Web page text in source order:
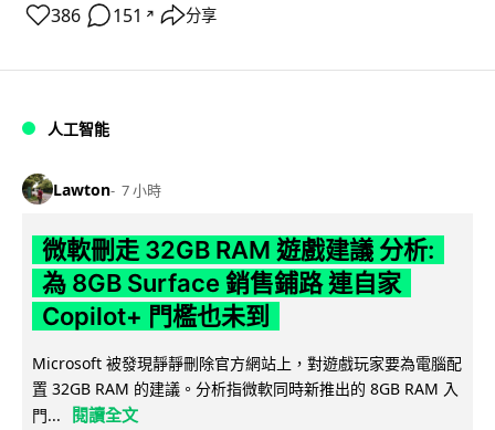
386 151 ↗ 分享
人工智能
Lawton 7 小時
微軟刪走 32GB RAM 遊戲建議 分析:
為 8GB Surface 銷售鋪路 連自家
Copilot+ 門檻也未到
Microsoft 被發現靜靜刪除官方網站上，對遊戲玩家要為電腦配
置 32GB RAM 的建議。分析指微軟同時新推出的 8GB RAM 入
門...
閱讀全文